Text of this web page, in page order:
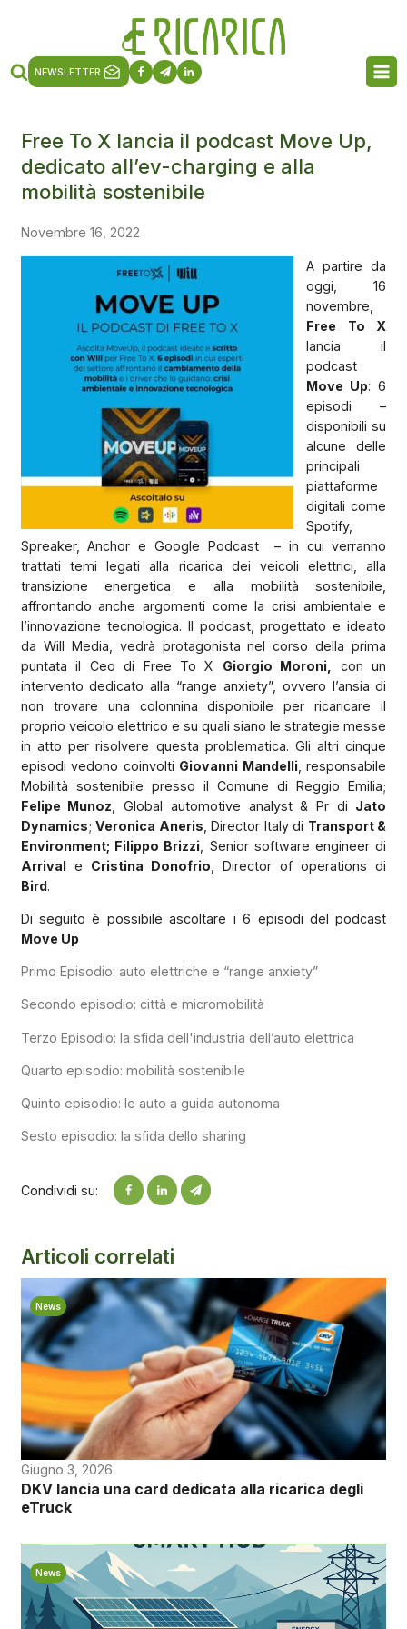
NEWSLETTER
Free To X lancia il podcast Move Up,
dedicato all’ev-charging e alla
mobilità sostenibile
Novembre 16, 2022
A partire da
oggi, 16
novembre,
Free To X
lancia il
podcast
Move Up: 6
episodi –
disponibili su
alcune delle
principali
piattaforme
digitali come
Spotify,
Spreaker, Anchor e Google Podcast – in cui verranno
trattati temi legati alla ricarica dei veicoli elettrici, alla
transizione energetica e alla mobilità sostenibile,
affrontando anche argomenti come la crisi ambientale e
l’innovazione tecnologica. Il podcast, progettato e ideato
da Will Media, vedrà protagonista nel corso della prima
puntata il Ceo di Free To X Giorgio Moroni,
con un
intervento dedicato alla “range anxiety”, ovvero l’ansia di
non trovare una colonnina disponibile per ricaricare il
proprio veicolo elettrico e su quali siano le strategie messe
in atto per risolvere questa problematica. Gli altri cinque
episodi vedono coinvolti Giovanni Mandelli, responsabile
Mobilità sostenibile presso il Comune di Reggio Emilia;
Felipe Munoz , Global automotive analyst & Pr di Jato
Dynamics;Veronica Aneris , Director Italy di Transport &
Environment; Filippo Brizzi , Senior software engineer di
Arrivale Cristina Donofrio , Director of operations di
Bird.
Di seguito è possibile ascoltare i 6 episodi del podcast
Move Up
Primo Episodio: auto elettriche e “range anxiety”
Secondo episodio: città e micromobilità
Terzo Episodio: la sfida dell'industria dell’auto elettrica
Quarto episodio: mobilità sostenibile
Quinto episodio: le auto a guida autonoma
Sesto episodio: la sfida dello sharing
Condividi su:
Articoli correlati
News
Giugno 3, 2026
DKV lancia una card dedicata alla ricarica degli
eTruck
News